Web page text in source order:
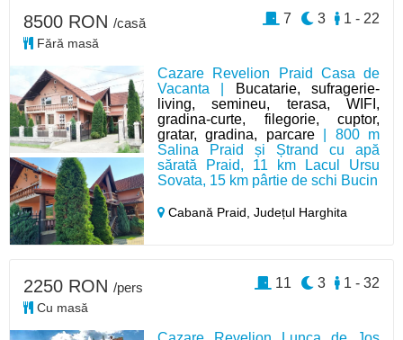
Cazare Revelion Praid Casa de
Vacanta |
Bucatarie, sufragerie-
living, semineu, terasa, WIFI,
gradina-curte, filegorie, cuptor,
gratar, gradina, parcare| 800 m
Salina Praid și Ștrand cu apă
sărată Praid, 11 km Lacul Ursu
Sovata, 15 km pârtie de schi Bucin
Cabană Praid,Județul Harghita
8500 RON /casă
Fără masă
1 - 22
3
7
2250 RON /pers
Cu masă
1 - 32
3
11